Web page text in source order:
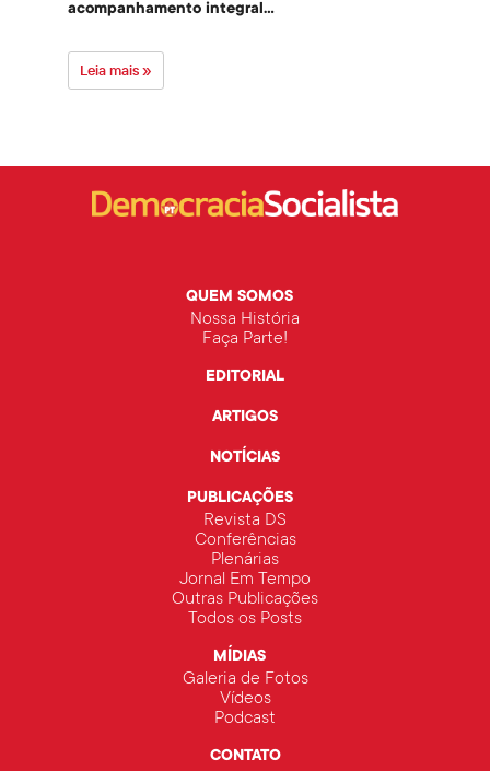
acompanhamento integral...
Leia mais »
QUEM SOMOS
Nossa História
Faça Parte!
EDITORIAL
ARTIGOS
NOTÍCIAS
PUBLICAÇÕES
Revista DS
Conferências
Plenárias
Jornal Em Tempo
Outras Publicações
Todos os Posts
MÍDIAS
Galeria de Fotos
Vídeos
Podcast
CONTATO